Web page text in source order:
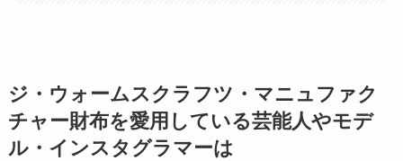
ジ・ウォームスクラフツ・マニュファク
チャー財布を愛用している芸能人やモデ
ル・インスタグラマーは